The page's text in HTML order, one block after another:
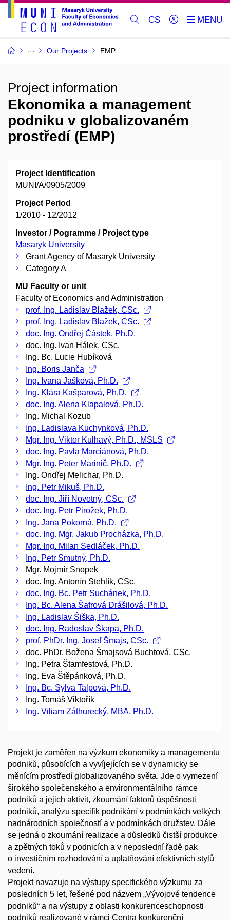
CS
Our Projects EMP
Project information
Ekonomika a management
podniku v globalizovaném
prostředí (EMP)
Project Identification
MUNI/A/0905/2009
Project Period
1/2010 - 12/2012
Investor / Pogramme / Project type
Masaryk University
Grant Agency of Masaryk University
Category A
MU Faculty or unit
Faculty of Economics and Administration
prof. Ing. Ladislav Blažek, CSc.
prof. Ing. Ladislav Blažek, CSc.
doc. Ing. Ondřej Částek, Ph.D.
doc. Ing. Ivan Hálek, CSc.
Ing. Bc. Lucie Hubíková
Ing. Boris Janča
Ing. Ivana Jašková, Ph.D.
Ing. Klára Kašparová, Ph.D.
doc. Ing. Alena Klapalová, Ph.D.
Ing. Michal Kozub
Ing. Ladislava Kuchynková, Ph.D.
Mgr. Ing. Viktor Kulhavý, Ph.D., MSLS
doc. Ing. Pavla Marciánová, Ph.D.
Mgr. Ing. Peter Marinič, Ph.D.
Ing. Ondřej Melichar, Ph.D.
Ing. Petr Mikuš, Ph.D.
doc. Ing. Jiří Novotný, CSc.
doc. Ing. Petr Pirožek, Ph.D.
Ing. Jana Pokorná, Ph.D.
doc. Ing. Mgr. Jakub Procházka, Ph.D.
Mgr. Ing. Milan Sedláček, Ph.D.
Ing. Petr Smutný, Ph.D.
Mgr. Mojmír Snopek
doc. Ing. Antonín Stehlík, CSc.
doc. Ing. Bc. Petr Suchánek, Ph.D.
Ing. Bc. Alena Šafrová Drášilová, Ph.D.
Ing. Ladislav Šiška, Ph.D.
doc. Ing. Radoslav Škapa, Ph.D.
prof. PhDr. Ing. Josef Šmajs, CSc.
doc. PhDr. Božena Šmajsová Buchtová, CSc.
Ing. Petra Štamfestová, Ph.D.
Ing. Eva Štěpánková, Ph.D.
Ing. Bc. Sylva Talpová, Ph.D.
Ing. Tomáš Viktořík
Ing. Viliam Záthurecký, MBA, Ph.D.
Projekt je zaměřen na výzkum ekonomiky a managementu
podniků, působících a vyvíjejících se v dynamicky se
měnícím prostředí globalizovaného světa. Jde o vymezení
širokého společenského a environmentálního rámce
podniků a jejich aktivit, zkoumání faktorů úspěšnosti
podniků, analýzu specifik podnikání v podmínkách velkých
nadnárodních společností a v podmínkách družstev. Dále
se jedná o zkoumání realizace a důsledků čistší produkce
a zpětných toků v podnicích a v neposlední řadě pak
o investičním rozhodování a uplatňování efektivních stylů
vedení.
Projekt navazuje na výstupy specifického výzkumu za
posledních 5 let, řešené pod názvem „Vývojové tendence
podniků“ a na výstupy z oblasti konkurenceschopnosti
podniků realizované v rámci Centra konkurenční